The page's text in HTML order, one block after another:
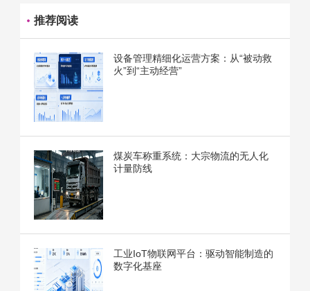
推荐阅读
设备管理精细化运营方案：从“被动救
火”到“主动经营”
煤炭车称重系统：大宗物流的无人化
计量防线
工业IoT物联网平台：驱动智能制造的
数字化基座